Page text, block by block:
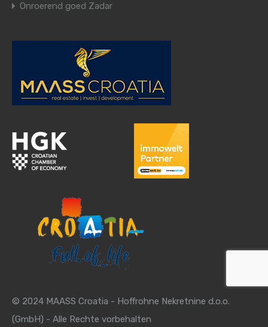
Onroerend goed Zadar
© 2024 MAASS Croatia - Hoffrohne Nekretnine d.o.o.
(GmbH) - Alle Rechte vorbehalten